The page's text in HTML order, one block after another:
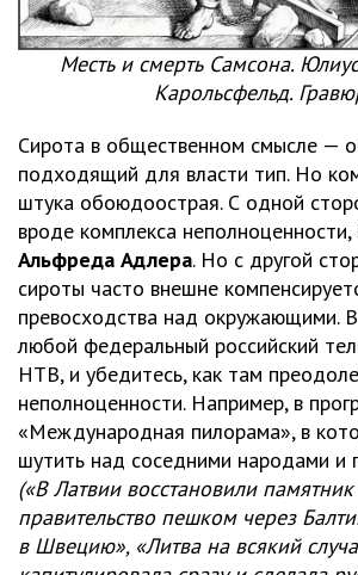
Месть и смерть Самсона.
Карольсфельд.
Сирота в общественном смысле —
подходящий для власти тип. Но
штука обоюдоострая. С одной
вроде комплекса неполноценности,
Альфреда Адлера. Но с другой
сироты часто внешне
превосходства над окружающими.
любой федеральный российский
НТВ, и убедитесь, как там
неполноценности. Например, в
«Международная пилорама», в
шутить над соседними народами и
(«В Латвии восстановили
правительство пешком через
в Швецию», «Литва на всякий